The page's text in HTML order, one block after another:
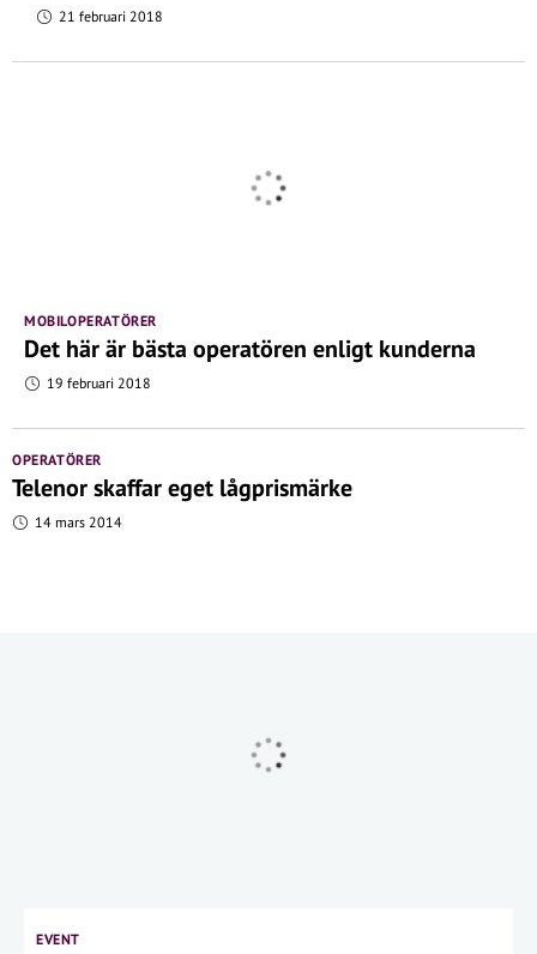
21 februari 2018
MOBILOPERATÖRER
Det här är bästa operatören enligt kunderna
19 februari 2018
OPERATÖRER
Telenor skaffar eget lågprismärke
14 mars 2014
EVENT